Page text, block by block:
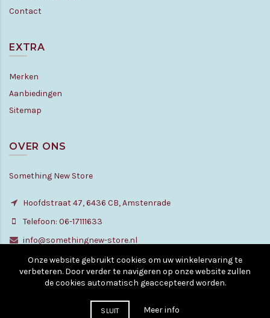
Contact
EXTRA
Merken
Aanbiedingen
Sitemap
OVER ONS
Something New Store
Hoofdstraat 47, 6436 CB, Amstenrade
Telefoon: 06-17111633
info@somethingnew-store.nl
© Copyright - All rights reserved. 2010 - 2026
Onze website gebruikt cookies om uw winkelervaring te
verbeteren. Door verder te navigeren op onze website zullen
de cookies automatisch geaccepteerd worden.
SLUIT Meer info